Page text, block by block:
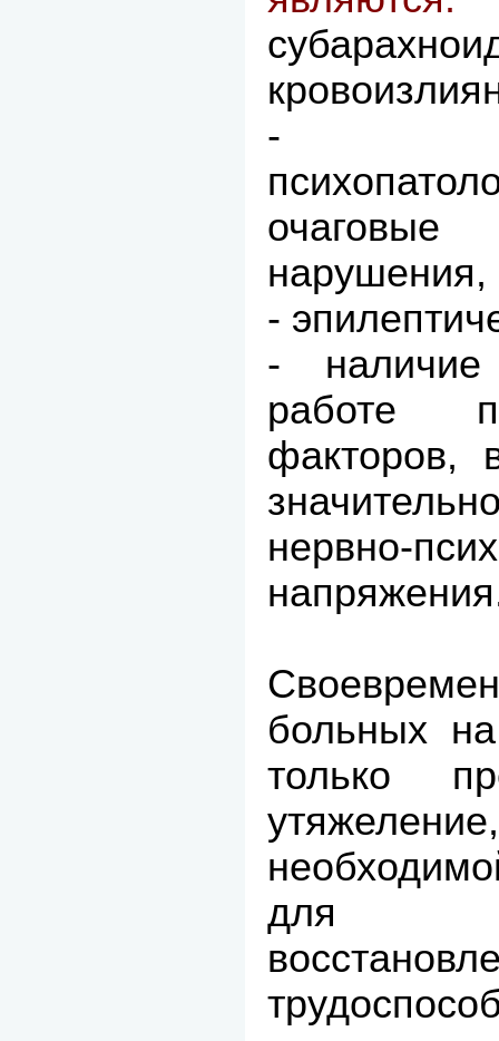
-
очаговые
нарушения,
-
-
работе
факторов,
нервно-
больных
только
для